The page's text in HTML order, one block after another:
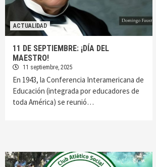
ACTUALIDAD
11 DE SEPTIEMBRE: ¡DÍA DEL
MAESTRO!
11 septiembre, 2025
En 1943, la Conferencia Interamericana de
Educación (integrada por educadores de
toda América) se reunió…